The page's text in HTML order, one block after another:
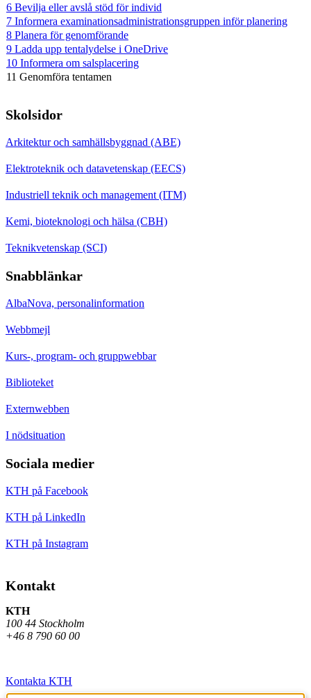
6 Bevilja eller avslå stöd för individ
7 Informera examinationsadministrationsgruppen inför planering
8 Planera för genomförande
9 Ladda upp tentalydelse i OneDrive
10 Informera om salsplacering
11 Genomföra tentamen
Skolsidor
Arkitektur och samhällsbyggnad (ABE)
Elektroteknik och datavetenskap (EECS)
Industriell teknik och management (ITM)
Kemi, bioteknologi och hälsa (CBH)
Teknikvetenskap (SCI)
Snabblänkar
AlbaNova, personalinformation
Webbmejl
Kurs-, program- och gruppwebbar
Biblioteket
Externwebben
I nödsituation
Sociala medier
KTH på Facebook
KTH på LinkedIn
KTH på Instagram
Kontakt
KTH
100 44 Stockholm
+46 8 790 60 00
Kontakta KTH